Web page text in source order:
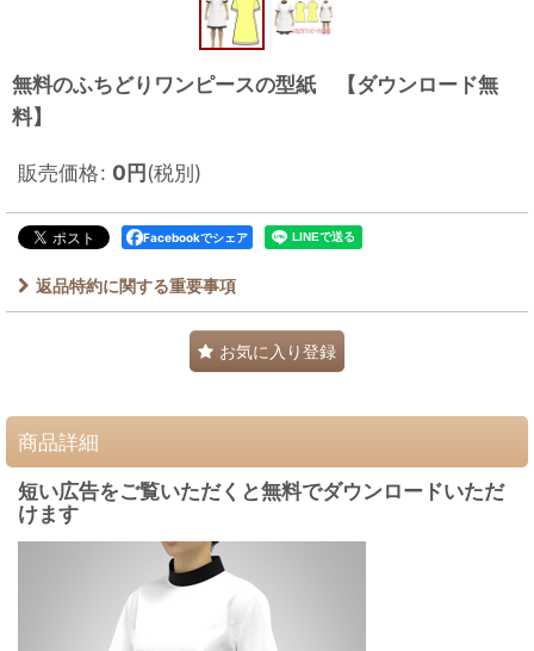
無料のふちどりワンピースの型紙 【ダウンロード無
料】
販売価格: 0円(税別)
Facebookでシェア
返品特約に関する重要事項
お気に入り登録
商品詳細
短い広告をご覧いただくと無料でダウンロードいただ
けます